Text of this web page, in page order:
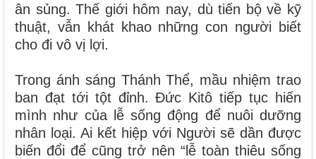
ân sủng. Thế giới hôm nay, dù tiến bộ về kỹ
thuật, vẫn khát khao những con người biết
cho đi vô vị lợi.
Trong ánh sáng Thánh Thể, mầu nhiệm trao
ban đạt tới tột đỉnh. Đức Kitô tiếp tục hiến
mình như của lễ sống động để nuôi dưỡng
nhân loại. Ai kết hiệp với Người sẽ dần được
biến đổi để cũng trở nên “lễ toàn thiêu sống